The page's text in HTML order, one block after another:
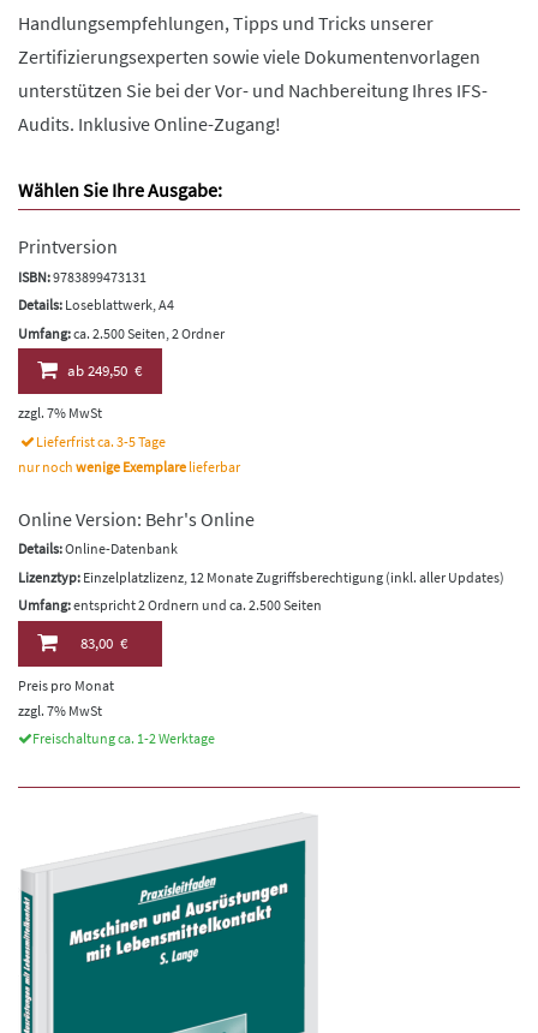
Handlungsempfehlungen, Tipps und Tricks unserer
Zertifizierungsexperten sowie viele Dokumentenvorlagen
unterstützen Sie bei der Vor- und Nachbereitung Ihres IFS-
Audits. Inklusive Online-Zugang!
Wählen Sie Ihre Ausgabe:
Printversion
ISBN:9783899473131
Details: Loseblattwerk, A4
Umfang:ca. 2.500 Seiten, 2 Ordner
ab249,50 €
zzgl. 7% MwSt
Lieferfrist ca. 3-5 Tage
nur noch wenige Exemplare lieferbar
Online Version: Behr's Online
Details:Online-Datenbank
Lizenztyp: Einzelplatzlizenz, 12 Monate Zugriffsberechtigung (inkl. aller Updates)
Umfang:entspricht 2 Ordnern und ca. 2.500 Seiten
83,00 €
Preis pro Monat
zzgl. 7% MwSt
Freischaltung ca. 1-2 Werktage